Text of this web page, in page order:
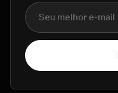
E-mail